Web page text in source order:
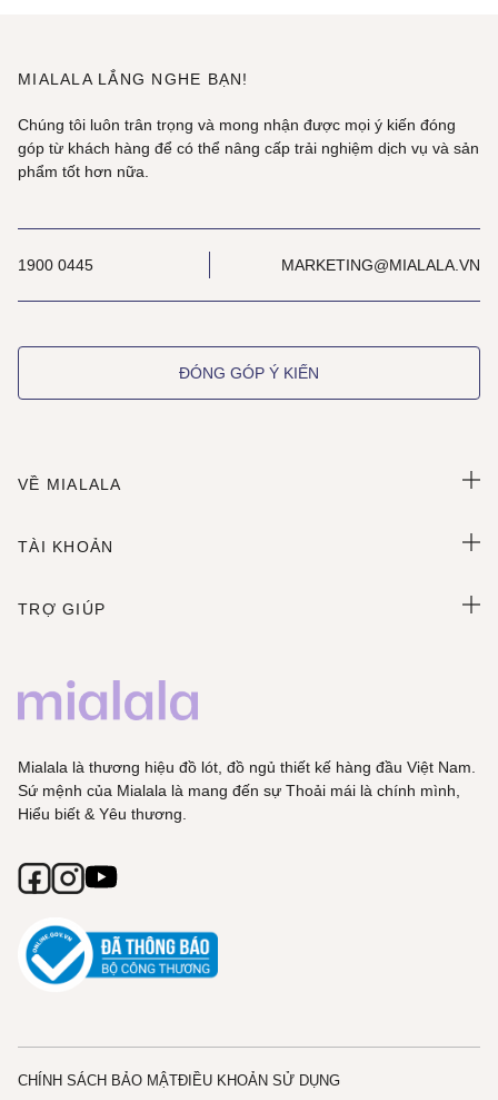
MIALALA LẮNG NGHE BẠN!
Chúng tôi luôn trân trọng và mong nhận được mọi ý kiến đóng
góp từ khách hàng để có thể nâng cấp trải nghiệm dịch vụ và sản
phẩm tốt hơn nữa.
1900 0445 MARKETING@MIALALA.VN
ĐÓNG GÓP Ý KIẾN
VỀ MIALALA
TÀI KHOẢN
TRỢ GIÚP
Mialala là thương hiệu đồ lót, đồ ngủ thiết kế hàng đầu Việt Nam.
Sứ mệnh của Mialala là mang đến sự Thoải mái là chính mình,
Hiểu biết & Yêu thương.
CHÍNH SÁCH BẢO MẬTĐIỀU KHOẢN SỬ DỤNG